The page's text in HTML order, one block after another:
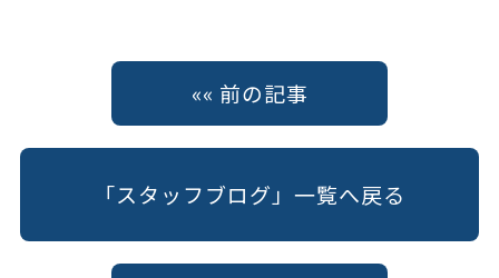
«« 前の記事
「スタッフブログ」一覧へ戻る